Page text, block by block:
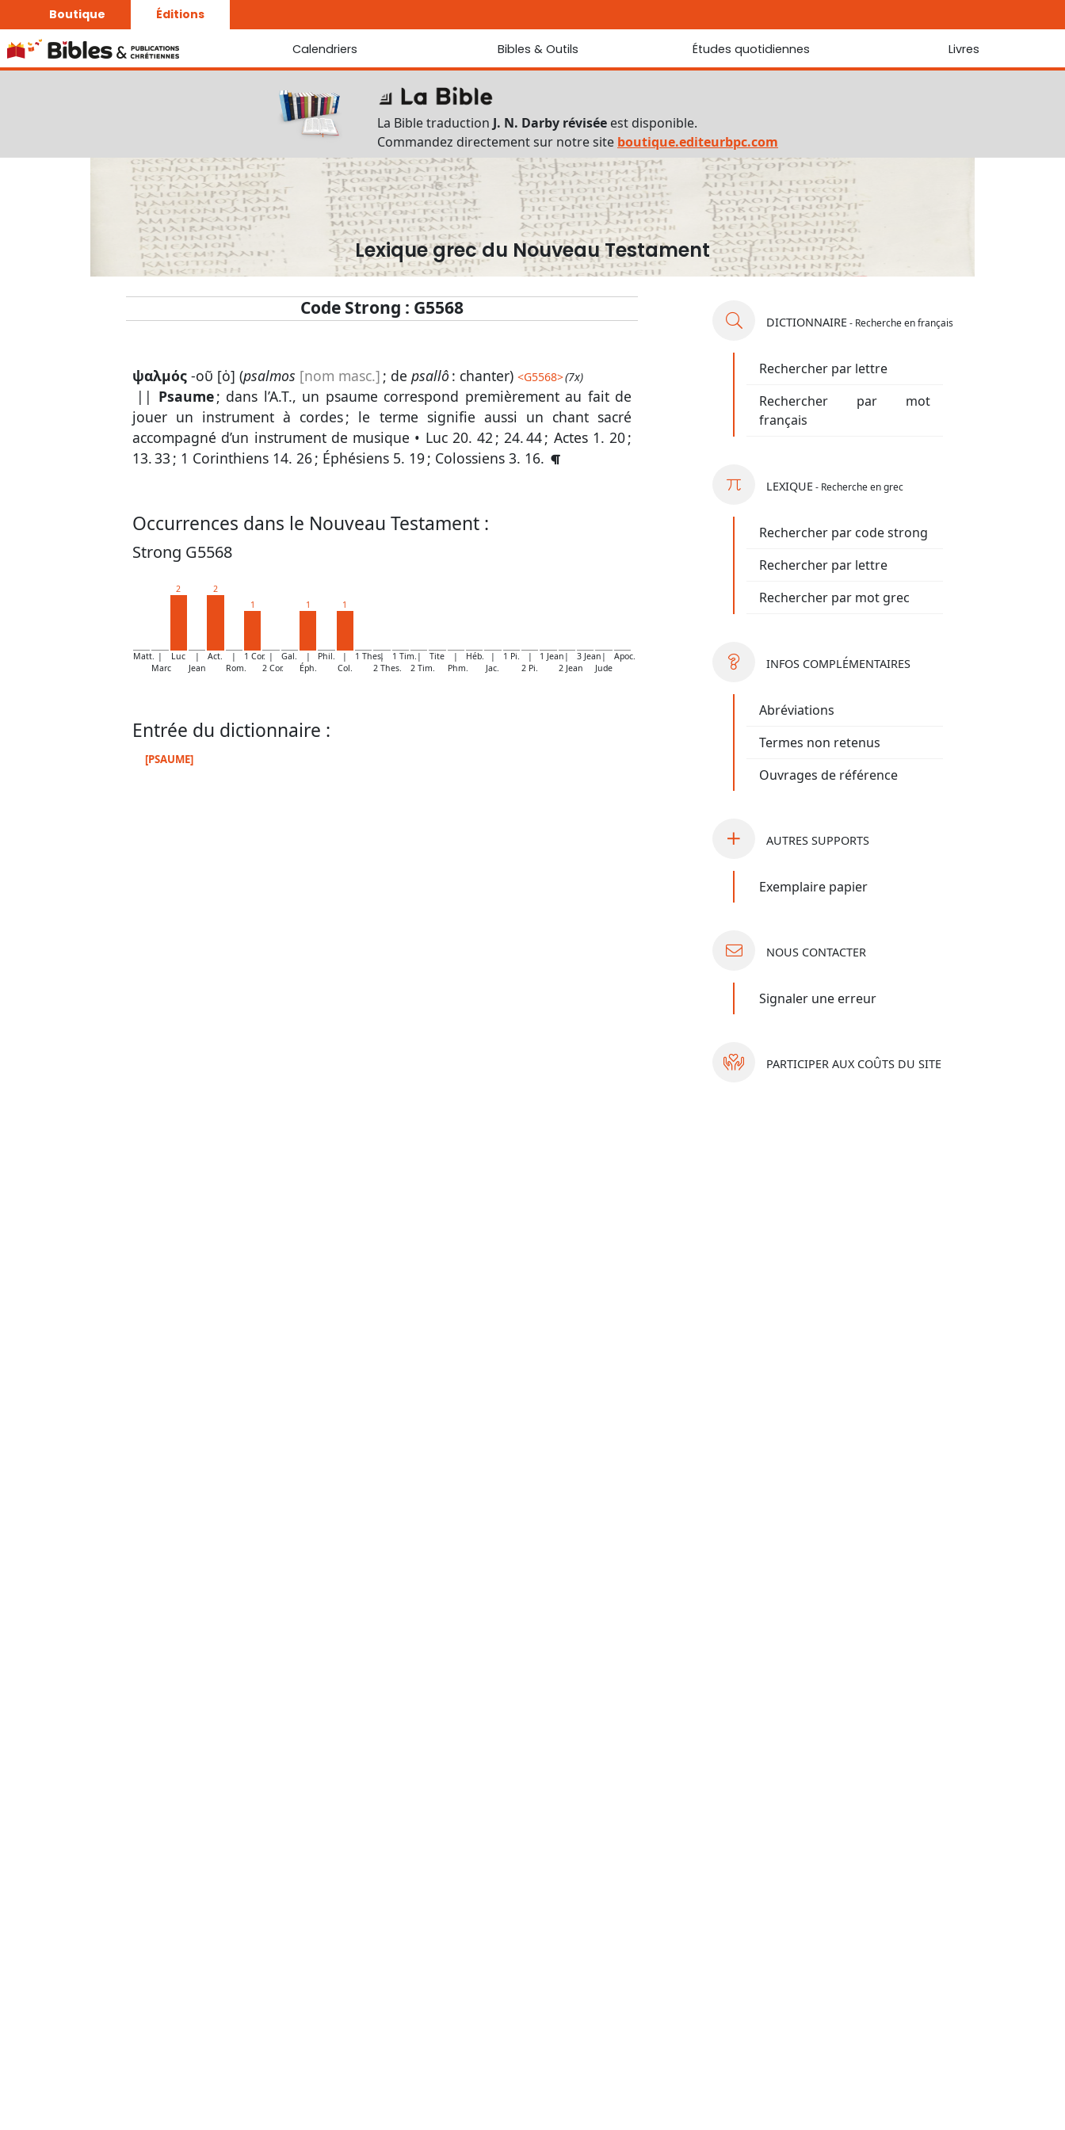
Boutique Éditions
Calendriers
La Bonne Semence
Le Seigneur est proche
Bibles & Outils
Bibles
Traduction J. N. Darby révisée
Traduction J. N. Darby
Ancien Testament interlinéaire
Nouveau Testament interlinéaire
Outils
Dictionnaire français du Nouveau Testament
Lexique grec du Nouveau Testament
Questionnaire de connaissances du Nouveau Testament
Téléchargements
Études quotidiennes Livres
La Bible traduction J. N. Darby révisée est disponible.
Commandez directement sur notre site boutique.editeurbpc.com
Lexique grec du Nouveau Testament
Code Strong : G5568
ψαλμός -οῦ [ὁ] (psalmos [nom masc.] ; de psallô : chanter) <G5568>(7x)
|| Psaume; dans l’A.T., un psaume correspond premièrement au fait de
jouer un instrument à cordes ; le terme signifie aussi un chant sacré
accompagné d’un instrument de musique • Luc 20. 42;24. 44; Actes 1. 20;
13. 33 ; 1 Corinthiens 14. 26; Éphésiens 5. 19; Colossiens 3. 16.
Occurrences dans le Nouveau Testament :
Strong G5568
Matt. |
Marc
2
Luc
|
Jean
2
Act.
|
Rom.
1
1 Cor. |
2 Cor.
Gal.
1
|
Éph.
Phil.
1
|
Col.
1 Thes.
|
2 Thes.
1 Tim. |
2 Tim.
Tite
|
Phm.
Héb.
|
Jac.
1 Pi.
|
2 Pi.
1 Jean |
2 Jean
3 Jean |
Jude
Apoc.
Entrée du dictionnaire :
[PSAUME]
DICTIONNAIRE- Recherche en français
Rechercher par lettre
Rechercher par mot
français
LEXIQUE- Recherche en grec
Rechercher par code strong
Rechercher par lettre
Rechercher par mot grec
INFOS COMPLÉMENTAIRES
Abréviations
Termes non retenus
Ouvrages de référence
AUTRES SUPPORTS
Exemplaire papier
NOUS CONTACTER
Signaler une erreur
PARTICIPER AUX COÛTS DU SITE